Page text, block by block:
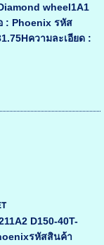
wheel1A1
: Phoenix รหัส
ความละเอียด :
D150-40T-
รหัสสินค้า